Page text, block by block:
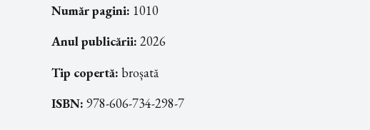
Număr pagini: 1010
Anul publicării: 2026
Tip copertă: broșată
ISBN: 978-606-734-298-7